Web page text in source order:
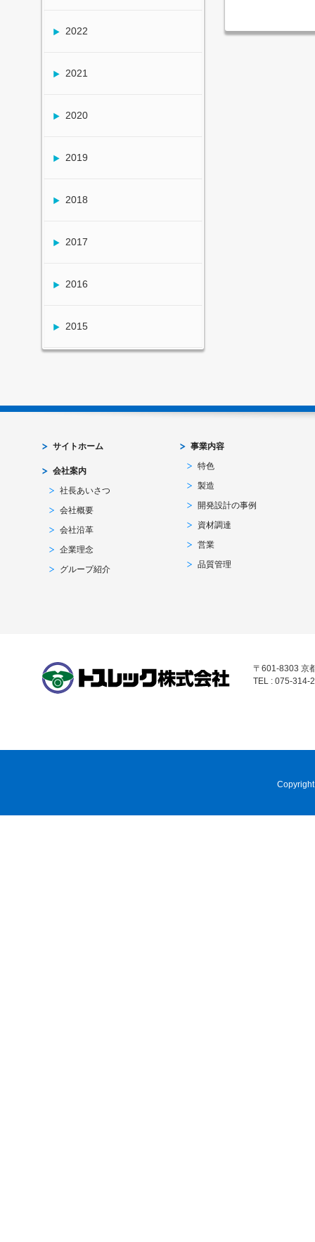
2022
2021
2020
2019
2018
2017
2016
2015
サイトホーム
会社案内
社長あいさつ
会社概要
会社沿革
企業理念
グループ紹介
事業内容
特色
製造
開発設計の事例
資材調達
営業
品質管理
〒601-8303 京
TEL : 075-314-